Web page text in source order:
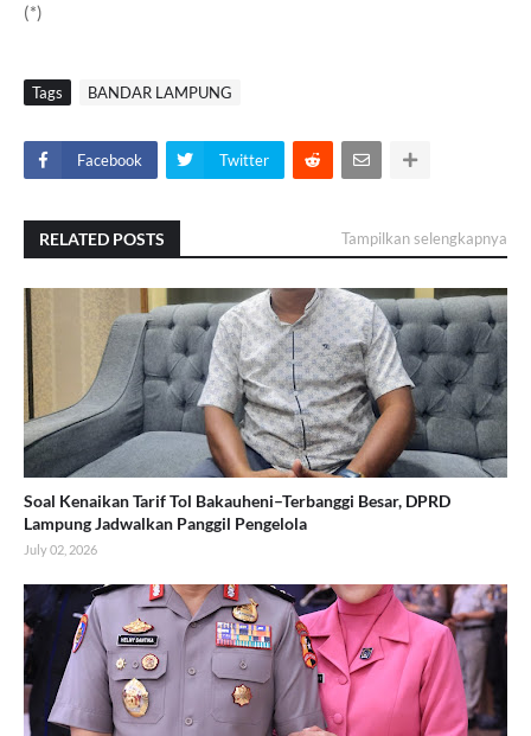
(*)
Tags BANDAR LAMPUNG
Facebook Twitter
RELATED POSTS Tampilkan selengkapnya
Soal Kenaikan Tarif Tol Bakauheni–Terbanggi Besar, DPRD
Lampung Jadwalkan Panggil Pengelola
July 02, 2026